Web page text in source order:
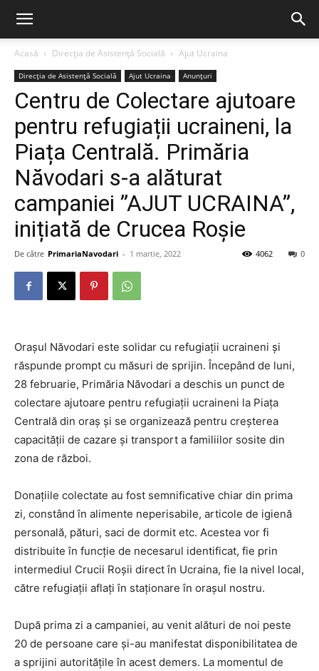
Acasă Direcția de Asistență Socială Ajut Ucraina
Direcția de Asistență Socială Ajut Ucraina Anunțuri
Centru de Colectare ajutoare
pentru refugiații ucraineni, la
Piața Centrală. Primăria
Năvodari s-a alăturat
campaniei ”AJUT UCRAINA”,
inițiată de Crucea Roșie
De către PrimariaNavodari - 1 martie, 2022 0
4062
Orașul Năvodari este solidar cu refugiații ucraineni și
răspunde prompt cu măsuri de sprijin. Începând de luni,
28 februarie, Primăria Năvodari a deschis un punct de
colectare ajutoare pentru refugiații ucraineni la Piața
Centrală din oraș și se organizează pentru creșterea
capacității de cazare și transport a familiilor sosite din
zona de război.
Donațiile colectate au fost semnificative chiar din prima
zi, constând în alimente neperisabile, articole de igienă
personală, pături, saci de dormit etc. Acestea vor fi
distribuite în funcție de necesarul identificat, fie prin
intermediul Crucii Roșii direct în Ucraina, fie la nivel local,
către refugiații aflați în staționare în orașul nostru.
După prima zi a campaniei, au venit alături de noi peste
20 de persoane care și-au manifestat disponibilitatea de
a sprijini autoritățile în acest demers. La momentul de